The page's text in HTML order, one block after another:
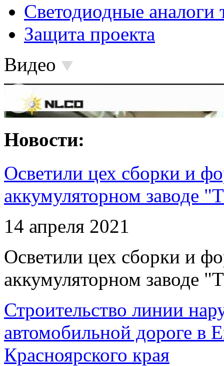
Светодиодные аналоги
Защита проекта
Видео
Новости:
Осветили цех сборки и
аккумуляторном заводе
14 апреля 2021
Осветили цех сборки и
аккумуляторном заводе
Строительство линии
автомобильной дороге в
Красноярского края